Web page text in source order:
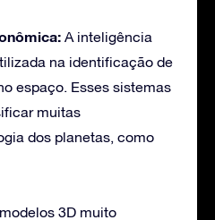
A inteligência
na identificação de
espaço. Esses sistemas
muitas
dos planetas, como
3D muito